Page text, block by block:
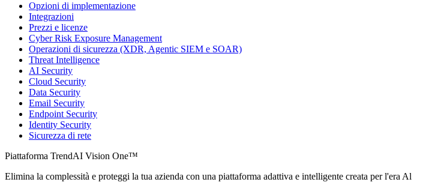
Opzioni di implementazione
Integrazioni
Prezzi e licenze
Cyber Risk Exposure Management
Operazioni di sicurezza (XDR, Agentic SIEM e SOAR)
Threat Intelligence
AI Security
Cloud Security
Data Security
Email Security
Endpoint Security
Identity Security
Sicurezza di rete
Piattaforma TrendAI Vision One™
Elimina la complessità e proteggi la tua azienda con una piattaforma adattiva e intelligente creata per l'era Al